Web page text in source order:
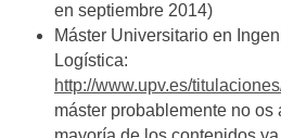
en septiembre 2014)
Máster Universitario en
Logística:
http://www.upv.es/
máster probablemente no os